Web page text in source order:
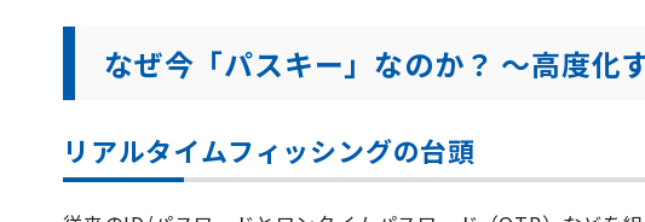
なぜ今「パスキー」なのか？ 〜高度化
リアルタイムフィッシングの台頭